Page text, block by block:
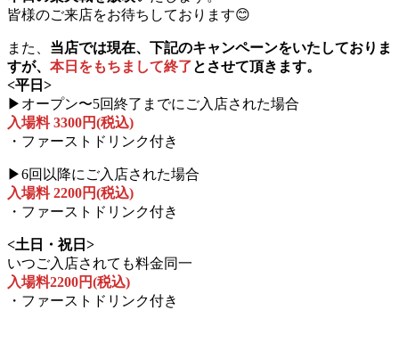
皆様のご来店をお待ちしております😊
また、 当店では現在、下記のキャンペーンをいたしておりま
すが、 本日をもちまして終了とさせて頂きます。
<平日>
▶ オープン〜5回終了までにご入店された場合
入場料 3300円(税込)
・ファーストドリンク付き
▶6回以降にご入店された場合
入場料 2200円(税込)
・ファーストドリンク付き
<土日・祝日>
いつご入店されても料金同一
入場料2200円(税込)
・ファーストドリンク付き